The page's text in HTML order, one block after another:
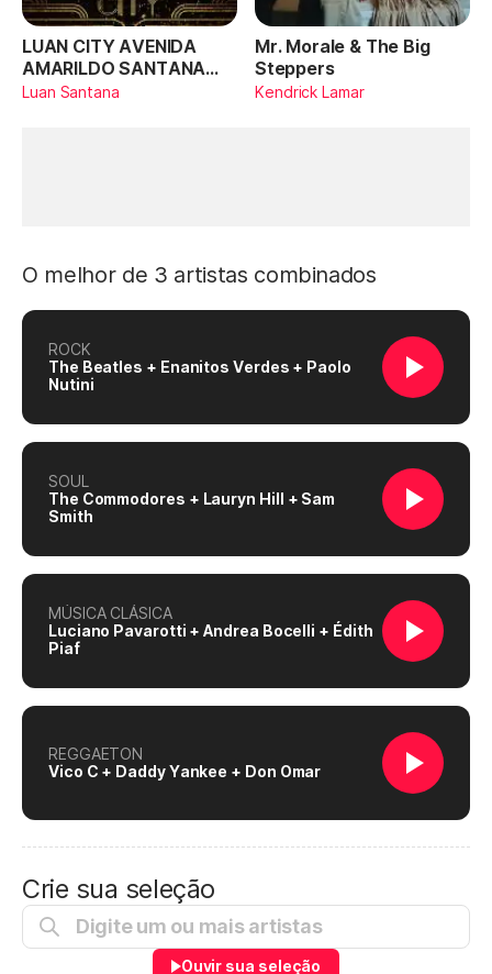
LUAN CITY AVENIDA
AMARILDO SANTANA
(Ao Vivo)
Luan Santana
Mr. Morale & The Big
Steppers
Kendrick Lamar
O melhor de 3 artistas combinados
ROCK
The Beatles + Enanitos Verdes + Paolo
Nutini
SOUL
The Commodores + Lauryn Hill + Sam
Smith
MÚSICA CLÁSICA
Luciano Pavarotti + Andrea Bocelli + Édith
Piaf
REGGAETON
Vico C + Daddy Yankee + Don Omar
Crie sua seleção
Ouvir sua seleção